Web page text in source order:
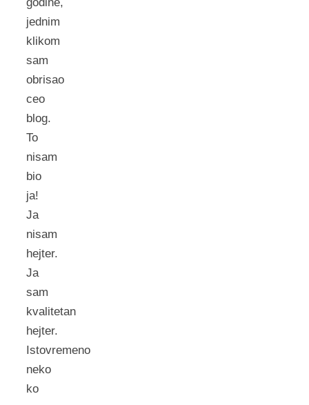
jednim
klikom
sam
obrisao
ceo
blog.
To
nisam
bio
ja!
Ja
nisam
hejter.
Ja
sam
kvalitetan
hejter.
Istovremeno
neko
ko